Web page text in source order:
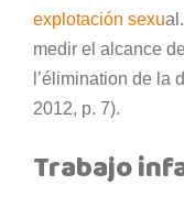
explotación sexu
medir el alcance
l’élimination de la
2012, p. 7).
Trabajo